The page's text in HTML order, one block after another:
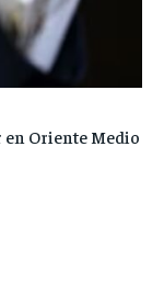
en Oriente Medio